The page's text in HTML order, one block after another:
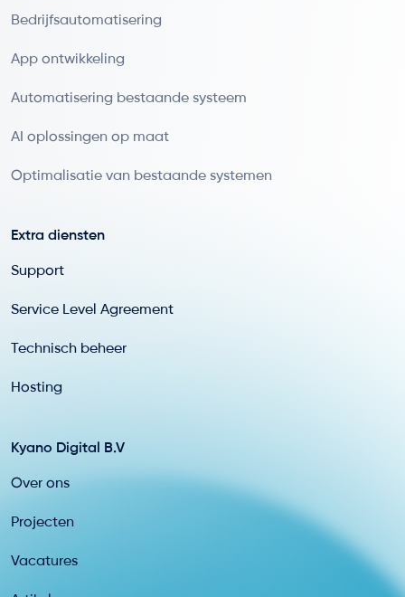
Bedrijfsautomatisering
App ontwikkeling
Automatisering bestaande systeem
AI oplossingen op maat
Optimalisatie van bestaande systemen
Extra diensten
Support
Service Level Agreement
Technisch beheer
Hosting
Kyano Digital B.V
Over ons
Projecten
Vacatures